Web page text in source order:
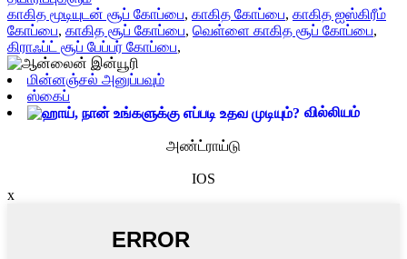
காகித மூடியுடன் சூப் கோப்பை, காகித கோப்பை, காகித ஐஸ்கிரீம்
கோப்பை, காகித சூப் கோப்பை, வெள்ளை காகித சூப் கோப்பை,
கிராஃப்ட் சூப் பேப்பர் கோப்பை,
மின்னஞ்சல் அனுப்பவும்
ஸ்கைப்
வில்லியம்
அண்ட்ராய்டு
IOS
x